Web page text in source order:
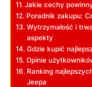
Jakie​ cechy
Poradnik zakupu:
Wytrzymałość i
aspekty
Gdzie kupić
Opinie
Ranking
⁣Jeepa